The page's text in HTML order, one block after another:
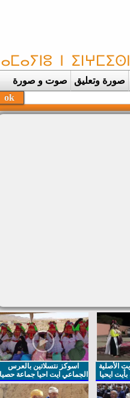
صورة وتعليق صوت و صورة
الأصلية
ايحيا
اسوكز نتسلاتين بالعرس
الجماعي ايت احيا جماعة حصيا